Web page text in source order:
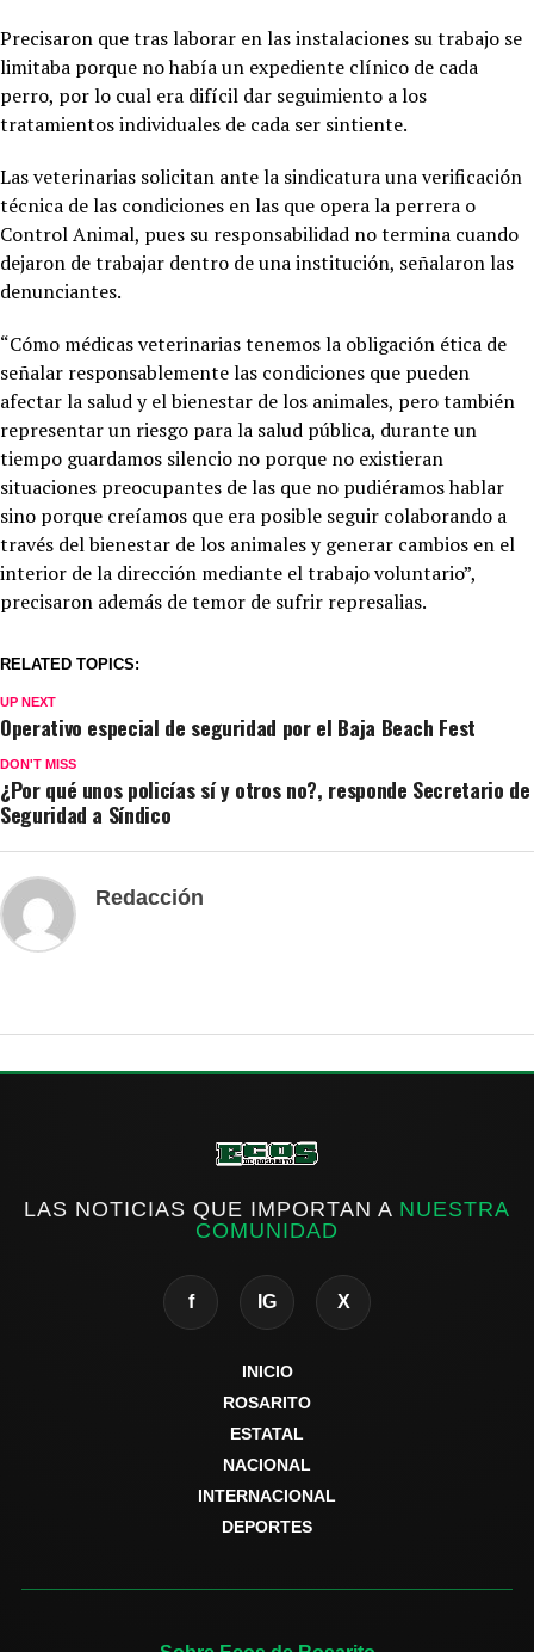
Precisaron que tras laborar en las instalaciones su trabajo se
limitaba porque no había un expediente clínico de cada
perro, por lo cual era difícil dar seguimiento a los
tratamientos individuales de cada ser sintiente.
Las veterinarias solicitan ante la sindicatura una verificación
técnica de las condiciones en las que opera la perrera o
Control Animal, pues su responsabilidad no termina cuando
dejaron de trabajar dentro de una institución, señalaron las
denunciantes.
“Cómo médicas veterinarias tenemos la obligación ética de
señalar responsablemente las condiciones que pueden
afectar la salud y el bienestar de los animales, pero también
representar un riesgo para la salud pública, durante un
tiempo guardamos silencio no porque no existieran
situaciones preocupantes de las que no pudiéramos hablar
sino porque creíamos que era posible seguir colaborando a
través del bienestar de los animales y generar cambios en el
interior de la dirección mediante el trabajo voluntario”,
precisaron además de temor de sufrir represalias.
RELATED TOPICS:
UP NEXT
Operativo especial de seguridad por el Baja Beach Fest
DON'T MISS
¿Por qué unos policías sí y otros no?, responde Secretario de
Seguridad a Síndico
Redacción
LAS NOTICIAS QUE IMPORTAN A NUESTRA
COMUNIDAD
f IG X
INICIO
ROSARITO
ESTATAL
NACIONAL
INTERNACIONAL
DEPORTES